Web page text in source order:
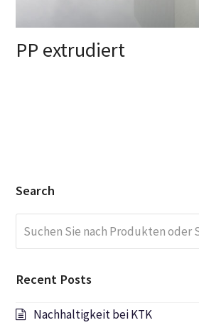
PP extrudiert
Search
Sie
nach
oder
Recent Posts
Nachhaltigkeit bei KTK